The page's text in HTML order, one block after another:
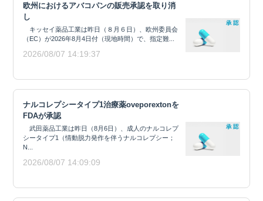
欧州におけるアバコパンの販売承認を取り消
し
キッセイ薬品工業は昨日（８月６日）、欧州委員会
（EC）が2026年8月4日付（現地時間）で、指定難...
2026/08/07 14:19:37
ナルコレプシータイプ1治療薬oveporextonを
FDAが承認
武田薬品工業は昨日（8月6日）、成人のナルコレプ
シータイプ1（情動脱力発作を伴うナルコレプシー；
N...
2026/08/07 14:09:09